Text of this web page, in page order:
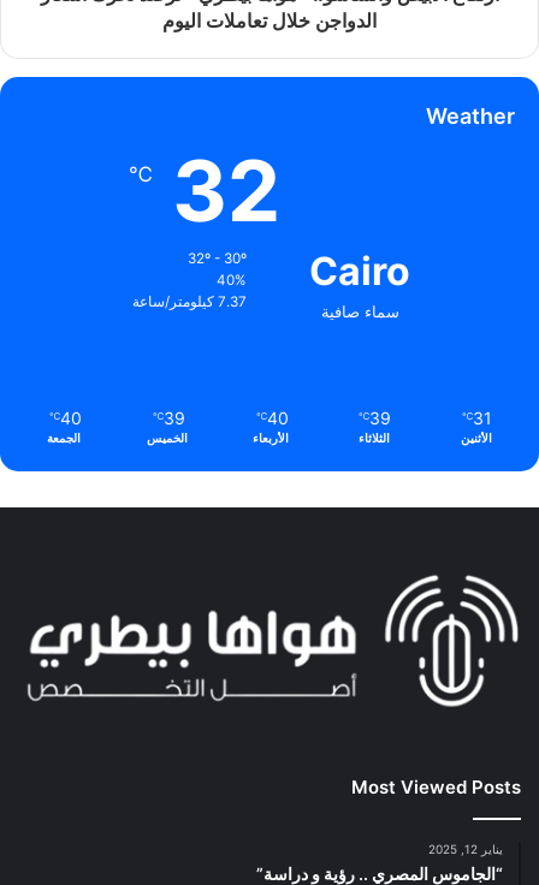
الدواجن خلال تعاملات اليوم
Weather
Cairo
سماء صافية
32
℃
40%
7.37 كيلومتر/ساعة
31
℃
الأثنين
39
℃
الثلاثاء
40
℃
الأربعاء
39
℃
الخميس
40
℃
الجمعة
Most Viewed Posts
يناير 12, 2025
“الجاموس المصري .. رؤية و دراسة”